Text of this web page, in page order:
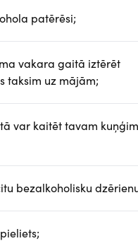
patērēsi;
vakara gaitā iztērēt
taksim uz mājām;
var kaitēt tavam
bezalkoholisku